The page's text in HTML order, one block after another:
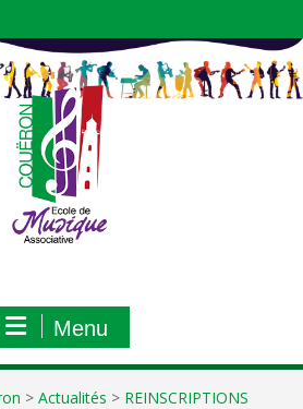
Menu
> Actualités > REINSCRIPTIONS